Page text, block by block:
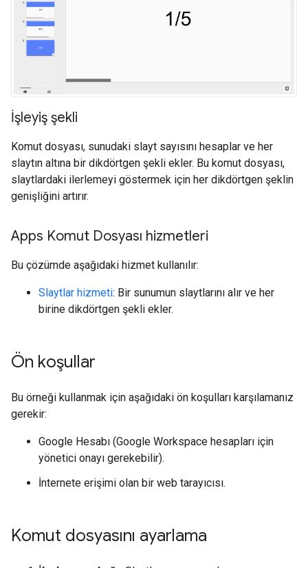
İşleyiş şekli
Komut dosyası, sunudaki slayt sayısını hesaplar ve her
slaytın altına bir dikdörtgen şekli ekler. Bu komut dosyası,
slaytlardaki ilerlemeyi göstermek için her dikdörtgen şeklin
genişliğini artırır.
Apps Komut Dosyası hizmetleri
Bu çözümde aşağıdaki hizmet kullanılır:
Slaytlar hizmeti: Bir sunumun slaytlarını alır ve her
birine dikdörtgen şekli ekler.
Ön koşullar
Bu örneği kullanmak için aşağıdaki ön koşulları karşılamanız
gerekir:
Google Hesabı (Google Workspace hesapları için
yönetici onayı gerekebilir).
İnternete erişimi olan bir web tarayıcısı.
Komut dosyasını ayarlama